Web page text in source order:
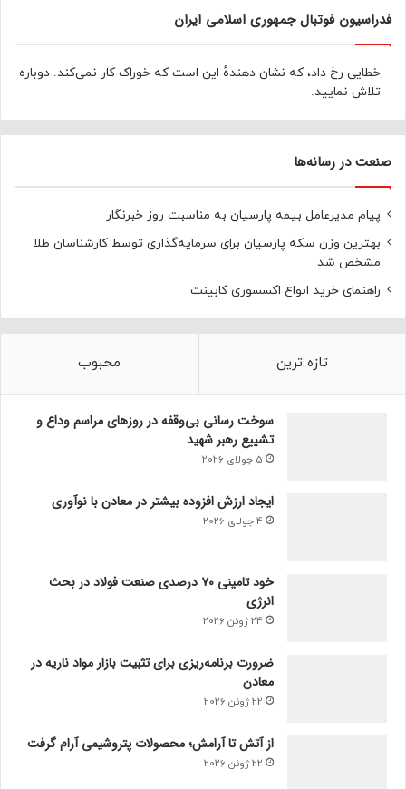
فدراسیون فوتبال جمهوری اسلامی ایران
خطایی رخ داد، که نشان دهندهٔ این است که خوراک کار نمی‌کند. دوباره
تلاش نمایید.
صنعت در رسانه‌ها
پیام مدیرعامل بیمه پارسیان به مناسبت روز خبرنگار
بهترین وزن سکه پارسیان برای سرمایه‌گذاری توسط کارشناسان طلا
مشخص شد
راهنمای خرید انواع اکسسوری کابینت
تازه ترین محبوب
سوخت رسانی بی‌وقفه در روز‌های مراسم وداع و
تشییع رهبر شهید
5 جولای 2026
ایجاد ارزش افزوده بیشتر در معادن با نوآوری
4 جولای 2026
خود تامینی ۷۰ درصدی صنعت فولاد در بحث
انرژی
24 ژوئن 2026
ضرورت برنامه‌ریزی برای تثبیت بازار مواد ناریه در
معادن
22 ژوئن 2026
از آتش تا آرامش؛ محصولات پتروشیمی آرام گرفت
22 ژوئن 2026